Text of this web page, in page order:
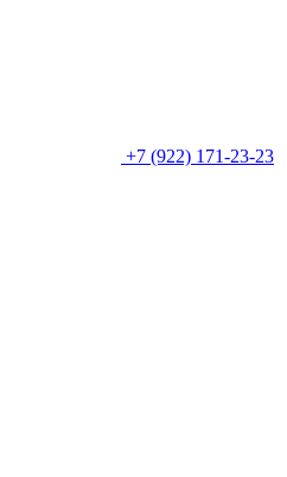
+7 (922) 171-23-23